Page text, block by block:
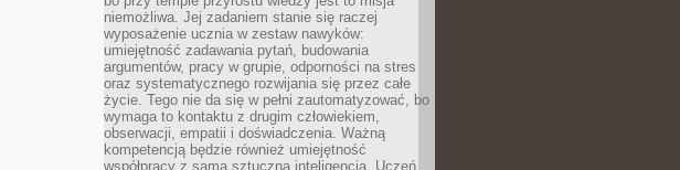
niemożliwa. Jej zadaniem stanie się raczej
wyposażenie ucznia w zestaw nawyków:
umiejętność zadawania pytań, budowania
argumentów, pracy w grupie, odporności na stres
oraz systematycznego rozwijania się przez całe
życie. Tego nie da się w pełni zautomatyzować, bo
wymaga to kontaktu z drugim człowiekiem,
obserwacji, empatii i doświadczenia. Ważną
kompetencją będzie również umiejętność
współpracy z samą sztuczną inteligencją. Uczeń